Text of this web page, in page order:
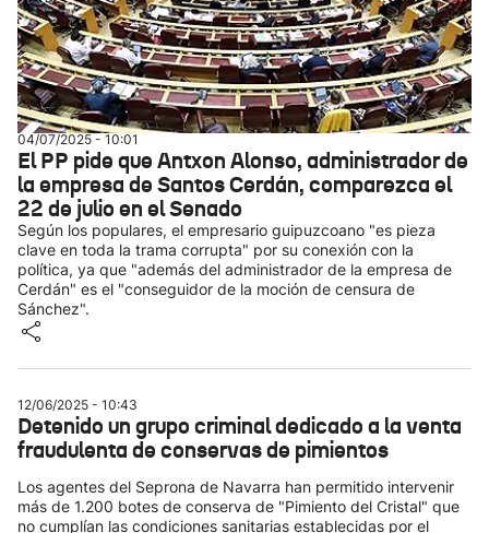
04/07/2025 - 10:01
El PP pide que Antxon Alonso, administrador de
la empresa de Santos Cerdán, comparezca el
22 de julio en el Senado
Según los populares, el empresario guipuzcoano "es pieza
clave en toda la trama corrupta" por su conexión con la
política, ya que "además del administrador de la empresa de
Cerdán" es el "conseguidor de la moción de censura de
Sánchez".
12/06/2025 - 10:43
Detenido un grupo criminal dedicado a la venta
fraudulenta de conservas de pimientos
Los agentes del Seprona de Navarra han permitido intervenir
más de 1.200 botes de conserva de "Pimiento del Cristal" que
no cumplían las condiciones sanitarias establecidas por el